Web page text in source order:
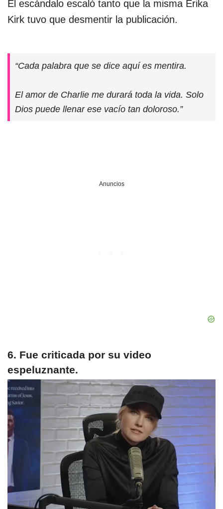
El escándalo escaló tanto que la misma Erika
Kirk tuvo que desmentir la publicación.
“Cada palabra que se dice aquí es mentira.
El amor de Charlie me durará toda la vida. Solo
Dios puede llenar ese vacío tan doloroso.”
Anuncios
6. Fue criticada por su video
espeluznante.